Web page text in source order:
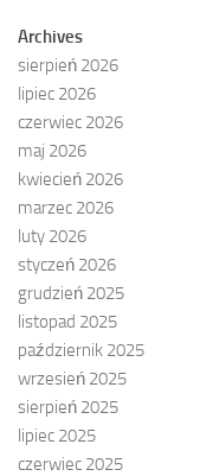
Archives
sierpień 2026
lipiec 2026
czerwiec 2026
maj 2026
kwiecień 2026
marzec 2026
luty 2026
styczeń 2026
grudzień 2025
listopad 2025
październik 2025
wrzesień 2025
sierpień 2025
lipiec 2025
czerwiec 2025